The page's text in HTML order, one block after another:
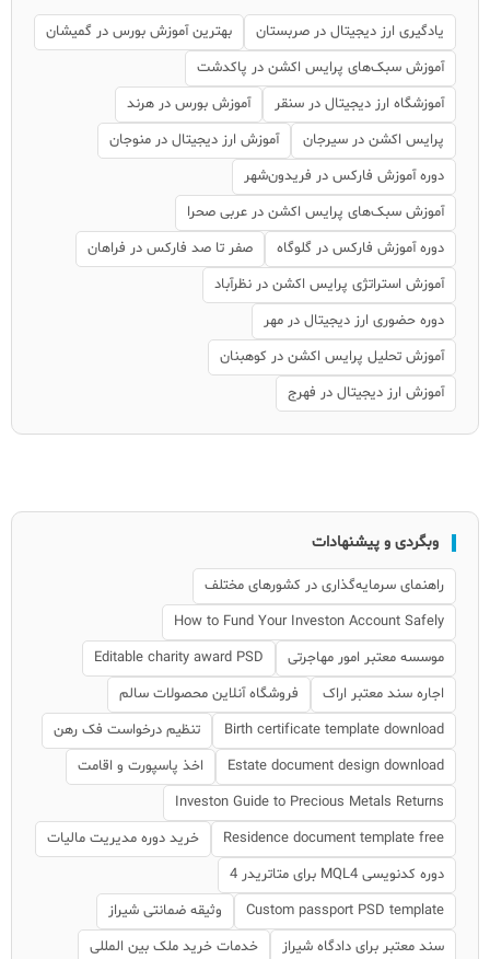
یادگیری ارز دیجیتال در صربستان
بهترین آموزش بورس در گمیشان
آموزش سبک‌های پرایس اکشن در پاکدشت
آموزشگاه ارز دیجیتال در سنقر
آموزش بورس در هرند
پرایس اکشن در سیرجان
آموزش ارز دیجیتال در منوجان
دوره آموزش فارکس در فریدون‌شهر
آموزش سبک‌های پرایس اکشن در عربی صحرا
دوره آموزش فارکس در گلوگاه
صفر تا صد فارکس در فراهان
آموزش استراتژی پرایس اکشن در نظرآباد
دوره حضوری ارز دیجیتال در مهر
آموزش تحلیل پرایس اکشن در کوهبنان
آموزش ارز دیجیتال در فهرج
وبگردی و پیشنهادات
راهنمای سرمایه‌گذاری در کشورهای مختلف
How to Fund Your Investon Account Safely
موسسه معتبر امور مهاجرتی
Editable charity award PSD
اجاره سند معتبر اراک
فروشگاه آنلاین محصولات سالم
Birth certificate template download
تنظیم درخواست فک رهن
Estate document design download
اخذ پاسپورت و اقامت
Investon Guide to Precious Metals Returns
Residence document template free
خرید دوره مدیریت مالیات
دوره کدنویسی MQL4 برای متاتریدر 4
Custom passport PSD template
وثیقه ضمانتی شیراز
سند معتبر برای دادگاه شیراز
خدمات خرید ملک بین المللی